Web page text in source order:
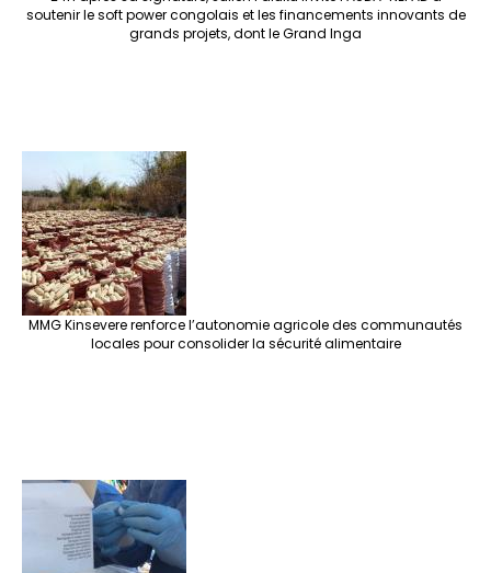
soutenir le soft power congolais et les financements innovants de
grands projets, dont le Grand Inga
MMG Kinsevere renforce l’autonomie agricole des communautés
locales pour consolider la sécurité alimentaire